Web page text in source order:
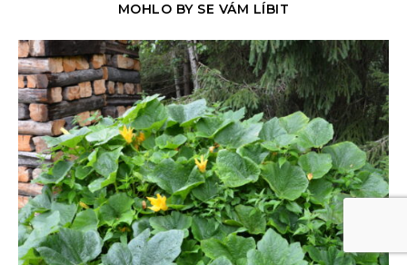
MOHLO BY SE VÁM LÍBIT